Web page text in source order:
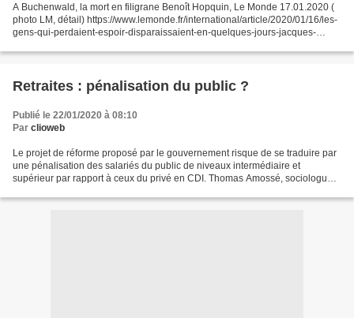
A Buchenwald, la mort en filigrane Benoît Hopquin, Le Monde 17.01.2020 (
photo LM, détail) https://www.lemonde.fr/international/article/2020/01/16/les-
gens-qui-perdaient-espoir-disparaissaient-en-quelques-jours-jacques-
Retraites : pénalisation du public ?
Publié le 22/01/2020 à 08:10
Par clioweb
Le projet de réforme proposé par le gouvernement risque de se traduire par
une pénalisation des salariés du public de niveaux intermédiaire et
supérieur par rapport à ceux du privé en CDI. Thomas Amossé, sociologue,